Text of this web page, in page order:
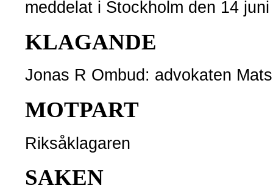
meddelat i Stockholm den 14
KLAGANDE
Jonas R Ombud: advokaten
MOTPART
Riksåklagaren
SAKEN